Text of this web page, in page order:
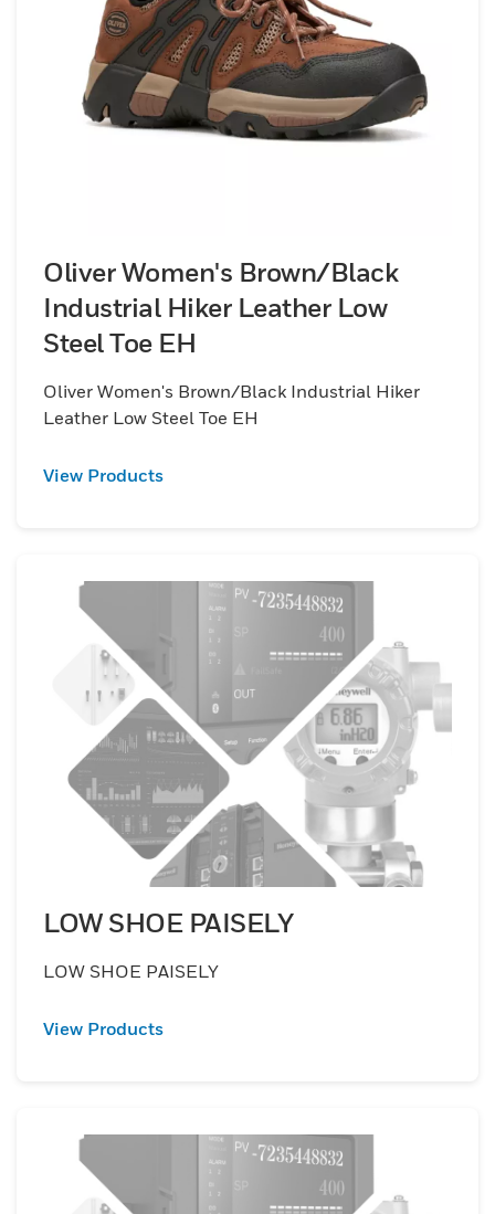
Oliver Women's Brown/Black
Industrial Hiker Leather Low
Steel Toe EH
Oliver Women's Brown/Black Industrial Hiker
Leather Low Steel Toe EH
View Products
LOW SHOE PAISELY
LOW SHOE PAISELY
View Products